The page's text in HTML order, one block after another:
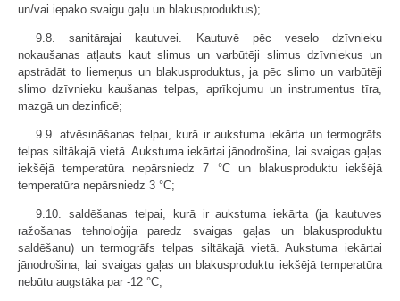
un/vai iepako svaigu gaļu un blakusproduktus);
9.8. sanitārajai kautuvei. Kautuvē pēc veselo dzīvnieku
nokaušanas atļauts kaut slimus un varbūtēji slimus dzīvniekus un
apstrādāt to liemeņus un blakusproduktus, ja pēc slimo un varbūtēji
slimo dzīvnieku kaušanas telpas, aprīkojumu un instrumentus tīra,
mazgā un dezinficē;
9.9. atvēsināšanas telpai, kurā ir aukstuma iekārta un termogrāfs
telpas siltākajā vietā. Aukstuma iekārtai jānodrošina, lai svaigas gaļas
iekšējā temperatūra nepārsniedz 7 °C un blakusproduktu iekšējā
temperatūra nepārsniedz 3 °C;
9.10. saldēšanas telpai, kurā ir aukstuma iekārta (ja kautuves
ražošanas tehnoloģija paredz svaigas gaļas un blakusproduktu
saldēšanu) un termogrāfs telpas siltākajā vietā. Aukstuma iekārtai
jānodrošina, lai svaigas gaļas un blakusproduktu iekšējā temperatūra
nebūtu augstāka par -12 °C;